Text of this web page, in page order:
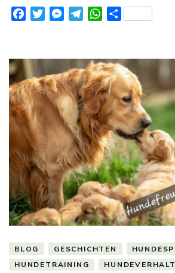
FacebookTwitterMessenger
TelegramWhatsApp
Teilen
BLOG GESCHICHTEN
HUNDETRAINING